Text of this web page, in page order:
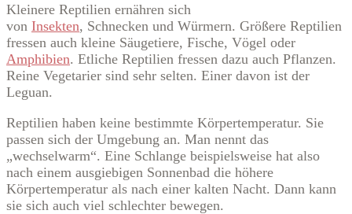
Kleinere Reptilien ernähren sich
von Insekten, Schnecken und Würmern. Größere Reptilien
fressen auch kleine Säugetiere, Fische, Vögel oder
Amphibien. Etliche Reptilien fressen dazu auch Pflanzen.
Reine Vegetarier sind sehr selten. Einer davon ist der
Leguan.
Reptilien haben keine bestimmte Körpertemperatur. Sie
passen sich der Umgebung an. Man nennt das
„wechselwarm“. Eine Schlange beispielsweise hat also
nach einem ausgiebigen Sonnenbad die höhere
Körpertemperatur als nach einer kalten Nacht. Dann kann
sie sich auch viel schlechter bewegen.